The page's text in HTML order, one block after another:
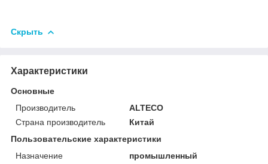
Скрыть
Характеристики
Основные
Производитель
ALTECO
Страна производитель
Китай
Пользовательские характеристики
Назначение
промышленный